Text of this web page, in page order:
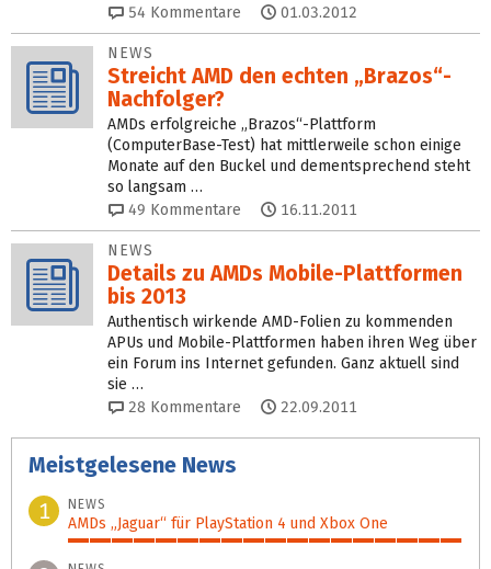
54 Kommentare 01.03.2012
NEWS
Streicht AMD den echten „Brazos“-
Nachfolger?
AMDs erfolgreiche „Brazos“-Plattform
(ComputerBase-Test) hat mittlerweile schon einige
Monate auf den Buckel und dementsprechend steht
so langsam …
49 Kommentare 16.11.2011
NEWS
Details zu AMDs Mobile-Plattformen
bis 2013
Authentisch wirkende AMD-Folien zu kommenden
APUs und Mobile-Plattformen haben ihren Weg über
ein Forum ins Internet gefunden. Ganz aktuell sind
sie …
28 Kommentare 22.09.2011
Meistgelesene News
1
NEWS
AMDs „Jaguar“ für PlayStation 4 und Xbox One
100%